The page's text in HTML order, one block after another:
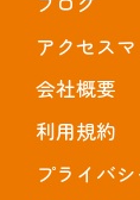
アクセス
会社概要
利用規約
プライバ